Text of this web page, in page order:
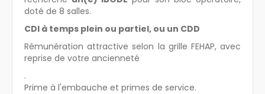
doté de 8 salles.
CDI à temps plein ou partiel, ou un CDD
Rémunération attractive selon la grille FEHAP, avec
reprise de votre ancienneté
.
Prime à l'embauche et primes de service.